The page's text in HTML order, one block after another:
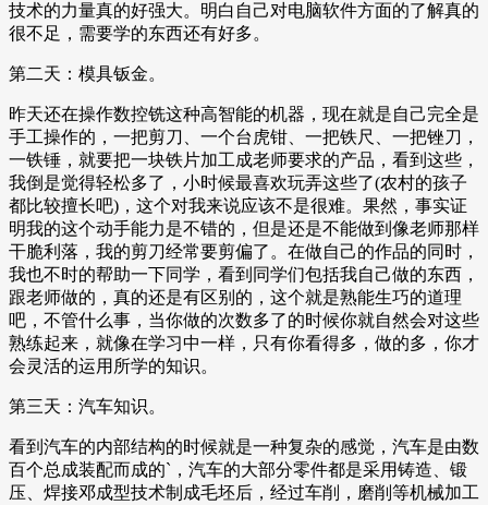
技术的力量真的好强大。明白自己对电脑软件方面的了解真的
很不足，需要学的东西还有好多。
第二天：模具钣金。
昨天还在操作数控铣这种高智能的机器，现在就是自己完全是
手工操作的，一把剪刀、一个台虎钳、一把铁尺、一把锉刀，
一铁锤，就要把一块铁片加工成老师要求的产品，看到这些，
我倒是觉得轻松多了，小时候最喜欢玩弄这些了(农村的孩子
都比较擅长吧)，这个对我来说应该不是很难。果然，事实证
明我的这个动手能力是不错的，但是还是不能做到像老师那样
干脆利落，我的剪刀经常要剪偏了。在做自己的作品的同时，
我也不时的帮助一下同学，看到同学们包括我自己做的东西，
跟老师做的，真的还是有区别的，这个就是熟能生巧的道理
吧，不管什么事，当你做的次数多了的时候你就自然会对这些
熟练起来，就像在学习中一样，只有你看得多，做的多，你才
会灵活的运用所学的知识。
第三天：汽车知识。
看到汽车的内部结构的时候就是一种复杂的感觉，汽车是由数
百个总成装配而成的`，汽车的大部分零件都是采用铸造、锻
压、焊接邓成型技术制成毛坯后，经过车削，磨削等机械加工